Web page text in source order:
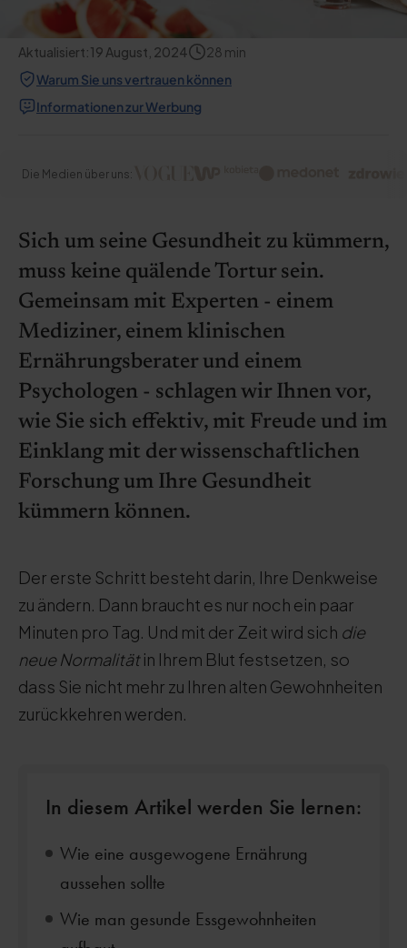
Aktualisiert:19 August, 2024 28 min
Warum Sie uns vertrauen können
Informationen zur Werbung
Die Medien über uns:
Sich um seine Gesundheit zu kümmern,
muss keine quälende Tortur sein.
Gemeinsam mit Experten - einem
Mediziner, einem klinischen
Ernährungsberater und einem
Psychologen - schlagen wir Ihnen vor,
wie Sie sich effektiv, mit Freude und im
Einklang mit der wissenschaftlichen
Forschung um Ihre Gesundheit
kümmern können.
Der erste Schritt besteht darin, Ihre Denkweise
zu ändern. Dann braucht es nur noch ein paar
Minuten pro Tag. Und mit der Zeit wird sich die
neue Normalitätin Ihrem Blut festsetzen, so
dass Sie nicht mehr zu Ihren alten Gewohnheiten
zurückkehren werden.
In diesem Artikel werden Sie lernen:
Wie eine ausgewogene Ernährung
aussehen sollte
Wie man gesunde Essgewohnheiten